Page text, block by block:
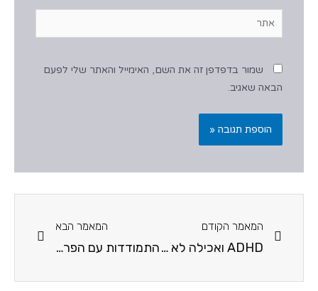
שמור בדפדפן זה את השם, האימייל והאתר שלי לפעם
הבאה שאגיב.
המאמר הקודם
ADHD ואכילה לא מסודרת – Eating Disorder
המאמר הבא
התמודדות עם הפרעות קשב וריכוז במשפחה